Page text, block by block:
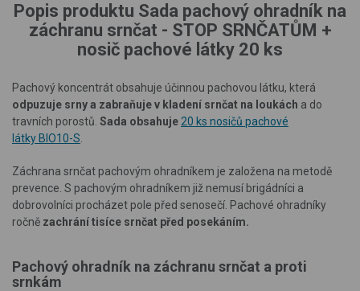
Popis produktu Sada pachový ohradník na
záchranu srnčat - STOP SRNČATŮM +
nosič pachové látky 20 ks
Pachový koncentrát obsahuje účinnou pachovou látku, která
odpuzuje srny a zabraňuje v kladení srnčat na loukách a do
travních porostů. Sada obsahuje 20 ks nosičů pachové
látky BIO10-S
Záchrana srnčat pachovým ohradníkem je založena na metodě
prevence. S pachovým ohradníkem již nemusí brigádníci a
dobrovolníci procházet pole před senosečí. Pachové ohradníky
ročně zachrání tisíce srnčat před posekáním.
Pachový ohradník na záchranu srnčat a proti
srnkám